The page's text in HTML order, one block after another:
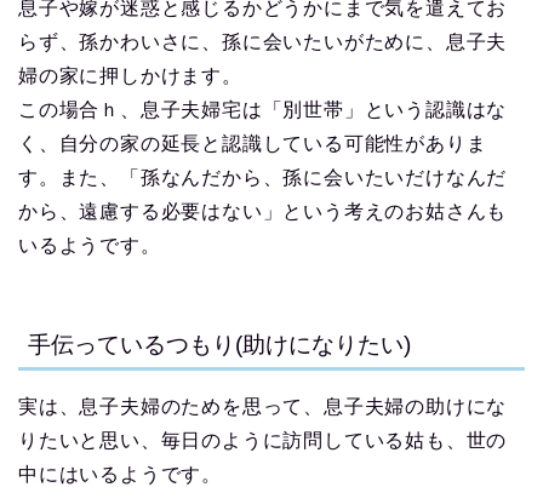
息子や嫁が迷惑と感じるかどうかにまで気を遣えてお
らず、孫かわいさに、孫に会いたいがために、息子夫
婦の家に押しかけます。
この場合ｈ、息子夫婦宅は「別世帯」という認識はな
く、自分の家の延長と認識している可能性がありま
す。また、「孫なんだから、孫に会いたいだけなんだ
から、遠慮する必要はない」という考えのお姑さんも
いるようです。
手伝っているつもり(助けになりたい)
実は、息子夫婦のためを思って、息子夫婦の助けにな
りたいと思い、毎日のように訪問している姑も、世の
中にはいるようです。